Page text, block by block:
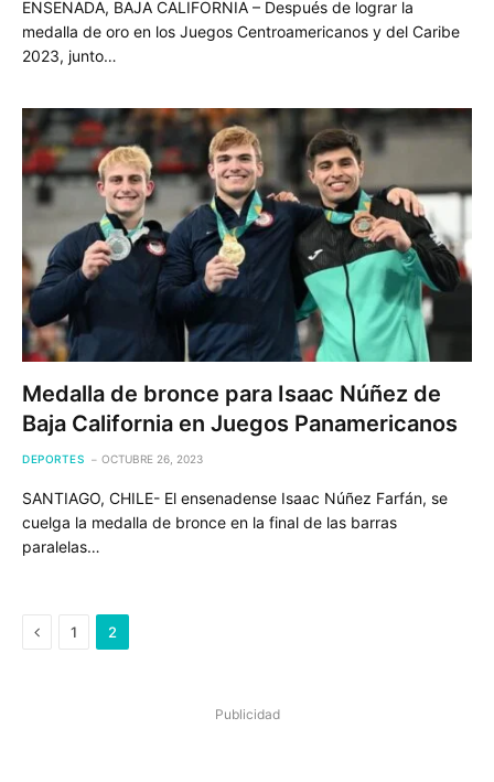
ENSENADA, BAJA CALIFORNIA – Después de lograr la
medalla de oro en los Juegos Centroamericanos y del Caribe
2023, junto…
Medalla de bronce para Isaac Núñez de
Baja California en Juegos Panamericanos
DEPORTES OCTUBRE 26, 2023
SANTIAGO, CHILE- El ensenadense Isaac Núñez Farfán, se
cuelga la medalla de bronce en la final de las barras
paralelas…
Previous
1 2
Publicidad